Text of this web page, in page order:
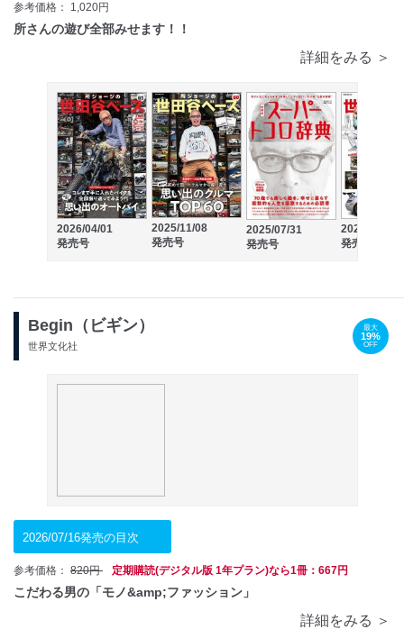
参考価格： 1,020円
所さんの遊び全部みせます！！
詳細をみる ＞
2026/04/01
発売号
2025/11/08
発売号
2025/07/31
発売号
2025/03/27
発売号
Begin（ビギン）
世界文化社
最大
19%
OFF
2026/07/16発売の目次
参考価格： 820円 定期購読(デジタル版 1年プラン)なら1冊：667円
こだわる男の「モノ&amp;ファッション」
詳細をみる ＞